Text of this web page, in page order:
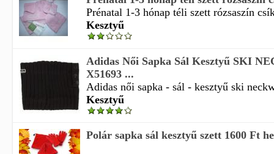
Prénatal 1-3 hónap téli szett rózsaszín
Kesztyű
Adidas Női Sapka Sál Kesztyű SKI
X51693 ...
Adidas női sapka - sál - kesztyű ski
Kesztyű
Polár sapka sál kesztyű szett 1600 Ft